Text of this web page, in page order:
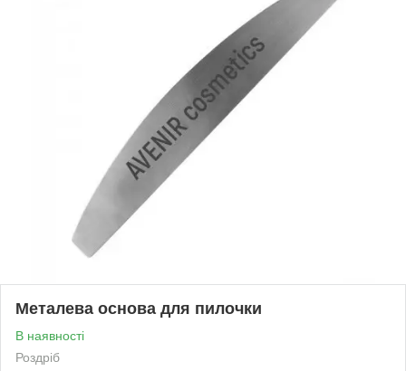
Металева основа для пилочки
В наявності
Роздріб